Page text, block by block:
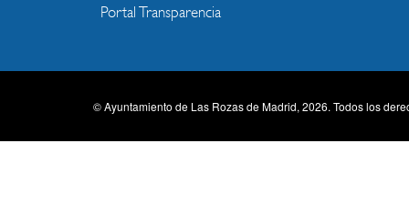
Portal Transparencia
© Ayuntamiento de Las Rozas de Madrid, 2026. Todos los